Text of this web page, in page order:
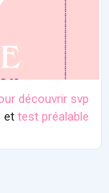
découvrir svp
et test préalable